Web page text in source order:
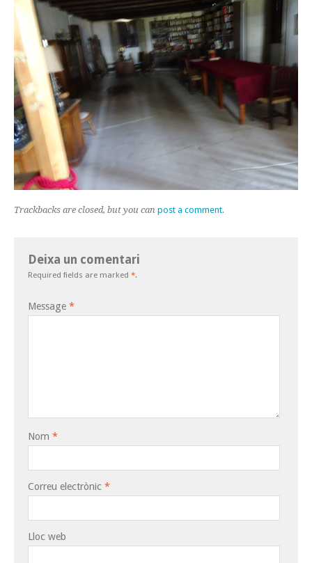
Trackbacks are closed, but you can post a comment.
Deixa un comentari
Required fields are marked *.
Message *
Nom *
Correu electrònic *
Lloc web